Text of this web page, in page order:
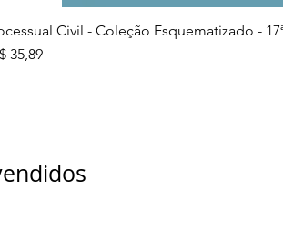
Civil - Coleção Esquematizado -
promocional
35,89